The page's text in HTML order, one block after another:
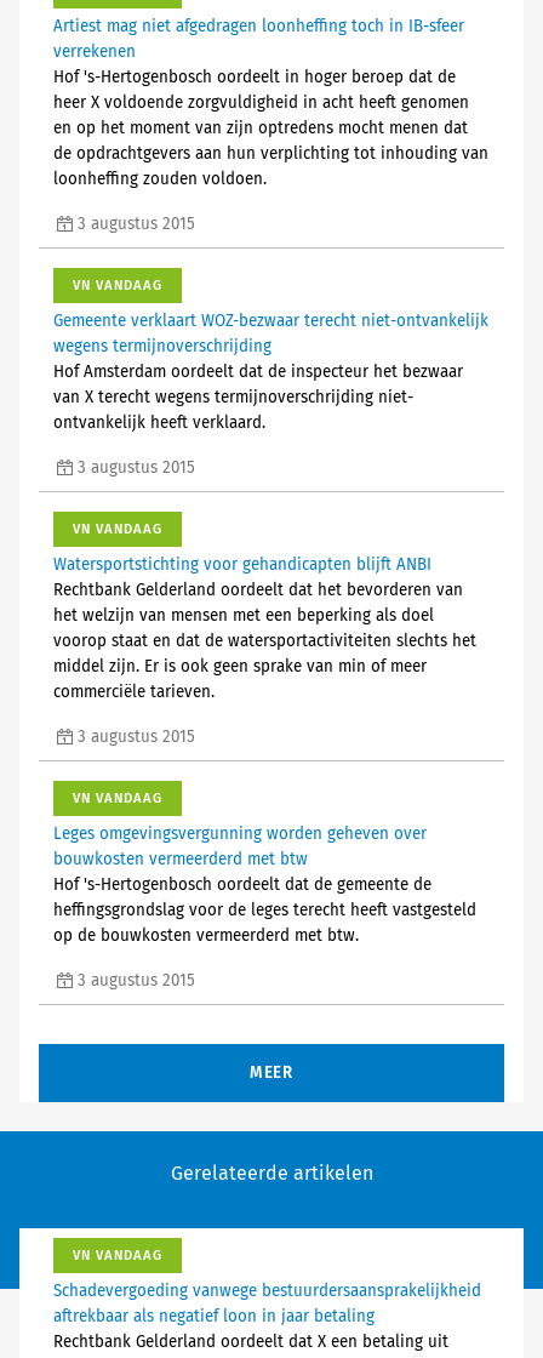
Artiest mag niet afgedragen loonheffing toch in IB-sfeer
verrekenen
Hof 's-Hertogenbosch oordeelt in hoger beroep dat de
heer X voldoende zorgvuldigheid in acht heeft genomen
en op het moment van zijn optredens mocht menen dat
de opdrachtgevers aan hun verplichting tot inhouding van
loonheffing zouden voldoen.
3 augustus 2015
VN VANDAAG
Gemeente verklaart WOZ-bezwaar terecht niet-ontvankelijk
wegens termijnoverschrijding
Hof Amsterdam oordeelt dat de inspecteur het bezwaar
van X terecht wegens termijnoverschrijding niet-
ontvankelijk heeft verklaard.
3 augustus 2015
VN VANDAAG
Watersportstichting voor gehandicapten blijft ANBI
Rechtbank Gelderland oordeelt dat het bevorderen van
het welzijn van mensen met een beperking als doel
voorop staat en dat de watersportactiviteiten slechts het
middel zijn. Er is ook geen sprake van min of meer
commerciële tarieven.
3 augustus 2015
VN VANDAAG
Leges omgevingsvergunning worden geheven over
bouwkosten vermeerderd met btw
Hof 's-Hertogenbosch oordeelt dat de gemeente de
heffingsgrondslag voor de leges terecht heeft vastgesteld
op de bouwkosten vermeerderd met btw.
3 augustus 2015
MEER
Gerelateerde artikelen
VN VANDAAG
Schadevergoeding vanwege bestuurdersaansprakelijkheid
aftrekbaar als negatief loon in jaar betaling
Rechtbank Gelderland oordeelt dat X een betaling uit